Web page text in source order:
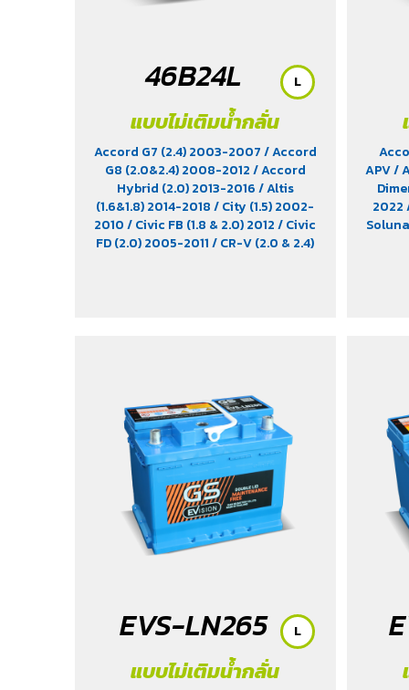
46B24L
แบบไม่เติมน้ำกลั่น
Accord G7 (2.4) 2003-2007/ Accord
G8 (2.0&2.4) 2008-2012/ Accord
Hybrid (2.0) 2013-2016/ Altis
(1.6&1.8) 2014-2018/ City (1.5) 2002-
2010/ Civic FB (1.8 & 2.0) 2012/ Civic
FD (2.0) 2005-2011/ CR-V (2.0 & 2.4)
2007-2013/ Vitara (1.6 & 2.0)
(1.5) 2020-2024/ Xpander Cross (1.5)
2010-2021/ Xpander GT (1.5) 2010-
2021 / Yaris (1.5) 2006-2012/ Yaris
Ativ (1.2) 2017-2020/ Yaris
Hatchback (1.2) 2017-2020 / Yaris
Standard (1.2) 2012-2019
L
APV/
2022
EVS-LN265
แบบไม่เติมน้ำกลั่น
L